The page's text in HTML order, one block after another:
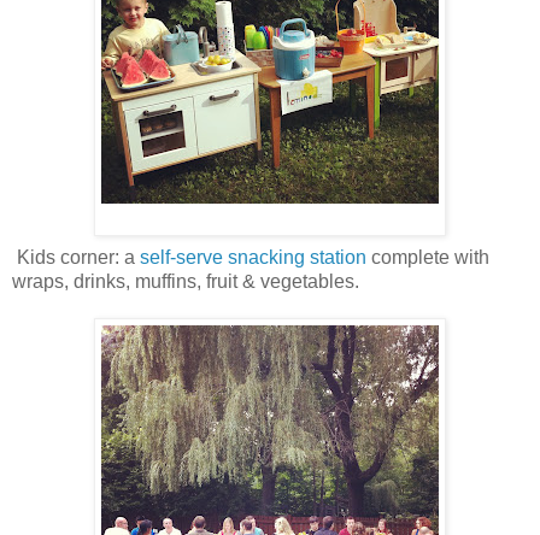
Kids corner: a self-serve snacking station complete with
wraps, drinks, muffins, fruit & vegetables.